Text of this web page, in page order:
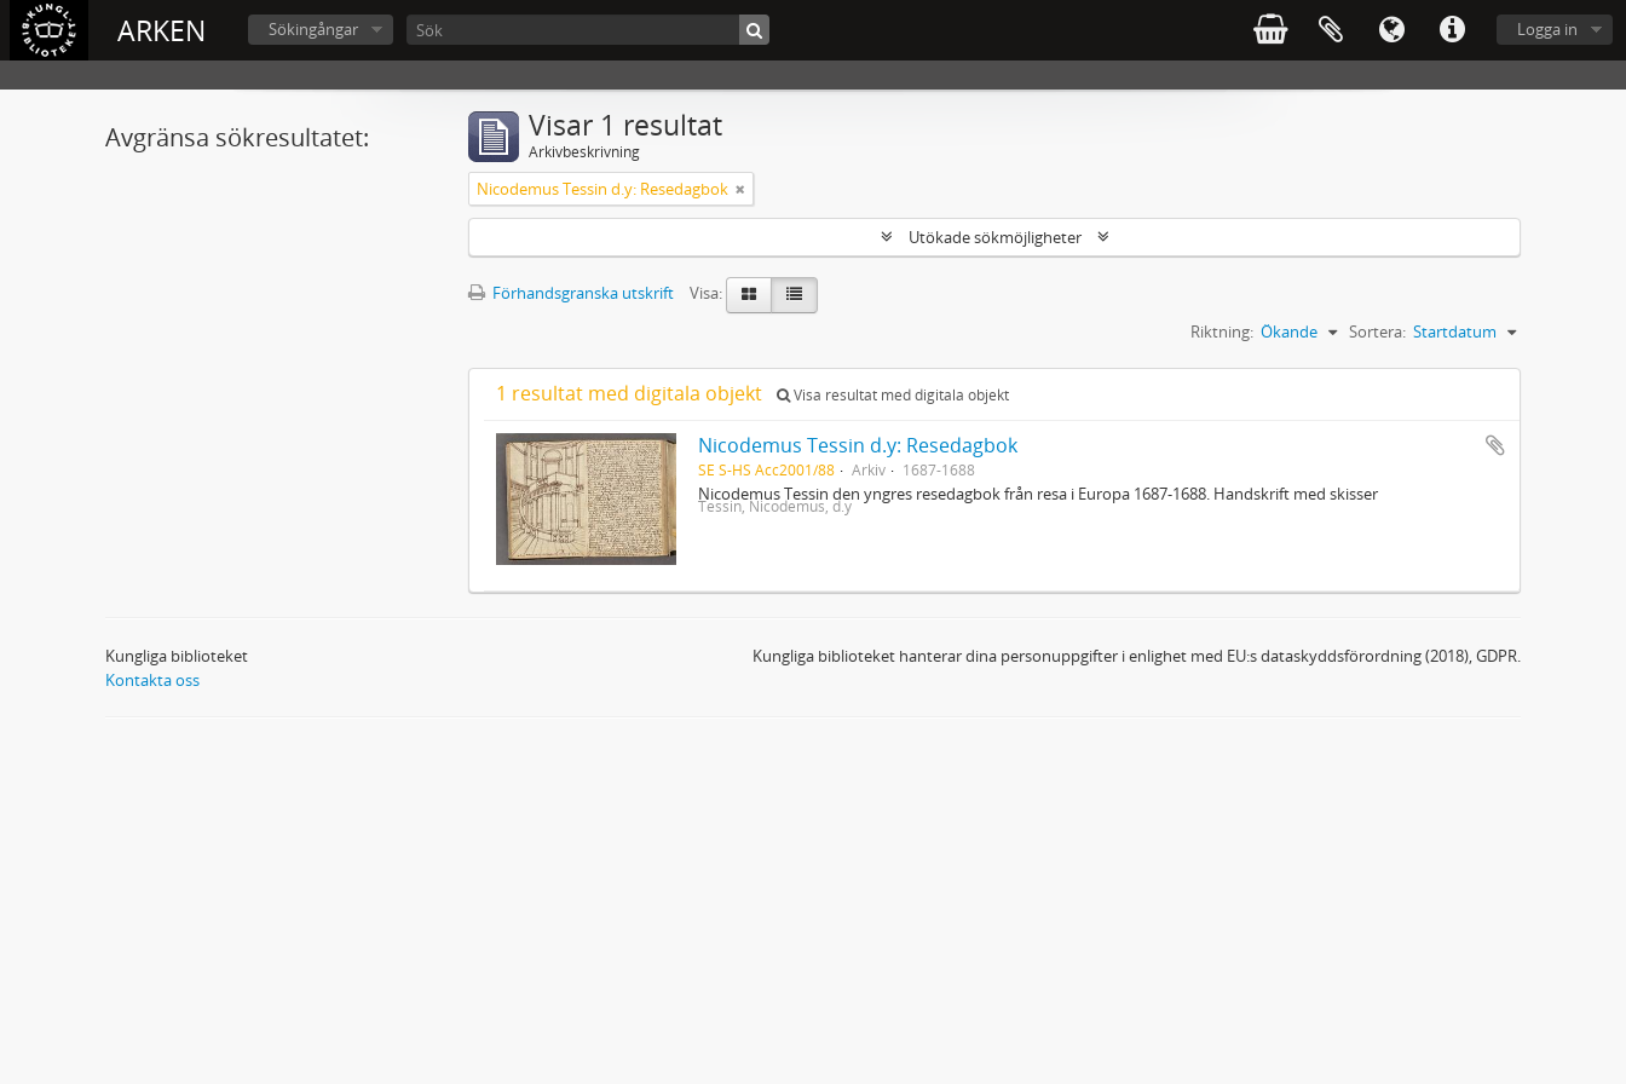
ARKEN Logga in
Sökingångar
Avgränsa sökresultatet: Visar 1 resultat
Arkivbeskrivning
Nicodemus Tessin d.y: Resedagbok
Utökade sökmöjligheter
Förhandsgranska utskrift
Visa:
Sortera: Startdatum
Riktning: Ökande
1 resultat med digitala objekt Visa resultat med digitala objekt
Nicodemus Tessin d.y: Resedagbok
SE S-HS Acc2001/88 Arkiv 1687-1688
Nicodemus Tessin den yngres resedagbok från resa i Europa 1687-1688. Handskrift med skisser
Tessin, Nicodemus, d.y
Kungliga biblioteket
Kontakta oss
Kungliga biblioteket hanterar dina personuppgifter i enlighet med EU:s dataskyddsförordning (2018), GDPR.